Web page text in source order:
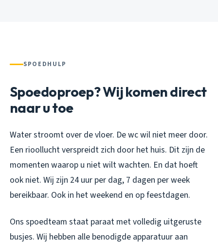
SPOEDHULP
Spoedoproep? Wij komen direct
naar u toe
Water stroomt over de vloer. De wc wil niet meer door.
Een rioollucht verspreidt zich door het huis. Dit zijn de
momenten waarop u niet wilt wachten. En dat hoeft
ook niet. Wij zijn 24 uur per dag, 7 dagen per week
bereikbaar. Ook in het weekend en op feestdagen.
Ons spoedteam staat paraat met volledig uitgeruste
busjes. Wij hebben alle benodigde apparatuur aan